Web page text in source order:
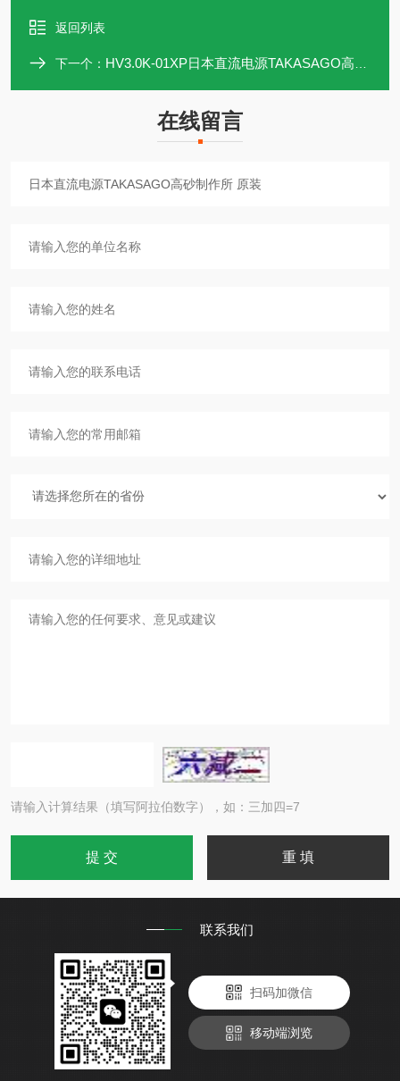
返回列表
下一个： HV3.0K-01XP日本直流电源TAKASAGO高砂制作所 原装
在线留言
请输入计算结果（填写阿拉伯数字），如：三加四=7
联系我们
扫码加微信
移动端浏览